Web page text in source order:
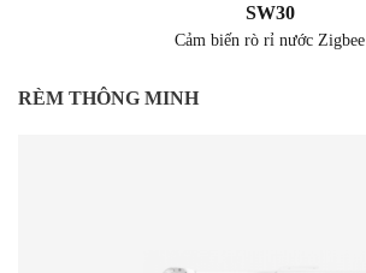
SW30
Cảm biến rò rỉ nước Zigbee
RÈM THÔNG MINH